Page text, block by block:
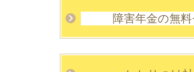
障害年金の無